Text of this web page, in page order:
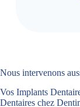
Nous intervenons
Vos Implants
Dentaires chez